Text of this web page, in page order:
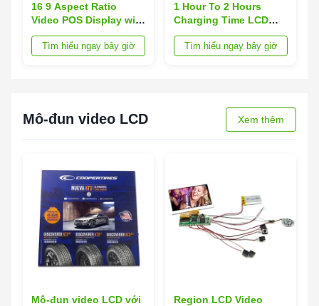
16 9 Aspect Ratio
Video POS Display with
Customized
Functionality
Tìm hiểu ngay bây giờ
1 Hour To 2 Hours
Charging Time LCD
Display Video
Brochure for Display
Tìm hiểu ngay bây giờ
Mô-đun video LCD Xem thêm
Mô-đun video LCD với
Region LCD Video